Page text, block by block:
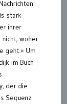
stark
ihrer
nicht, woher
geht.« Um
im Buch
der die
Sequenz